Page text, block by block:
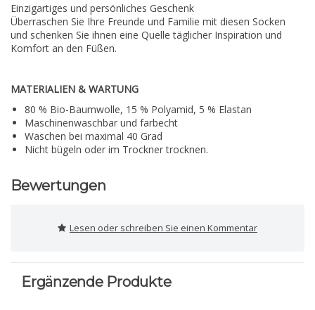
Einzigartiges und persönliches Geschenk
Überraschen Sie Ihre Freunde und Familie mit diesen Socken
und schenken Sie ihnen eine Quelle täglicher Inspiration und
Komfort an den Füßen.
MATERIALIEN & WARTUNG
80 % Bio-Baumwolle, 15 % Polyamid, 5 % Elastan
Maschinenwaschbar und farbecht
Waschen bei maximal 40 Grad
Nicht bügeln oder im Trockner trocknen.
Bewertungen
Lesen oder schreiben Sie einen Kommentar
Ergänzende Produkte